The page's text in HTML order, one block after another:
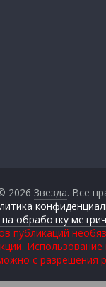
2026Звезда. Все
обработку
публикаций
с разрешения